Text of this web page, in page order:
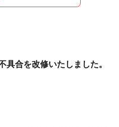
合を改修いたしました。